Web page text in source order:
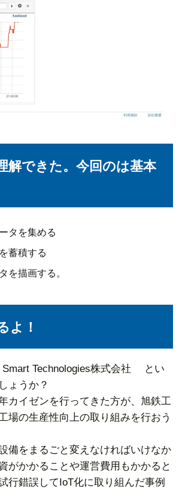
解できた。今回のは基本
タを集める
蓄積する
を描画する。
よ！
Smart Technologies株式会社 とい
ょうか？
カイゼンを行ってきた方が、旭鉄工
場の生産性向上の取り組みを行おう
備をまるごと変えなければいけなか
がかかることや運営費用もかかると
行錯誤してIoT化に取り組んだ事例